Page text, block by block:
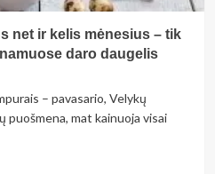
net ir kelis mėnesius – tik
daro daugelis
– pavasario, Velykų
puošmena, mat kainuoja visai